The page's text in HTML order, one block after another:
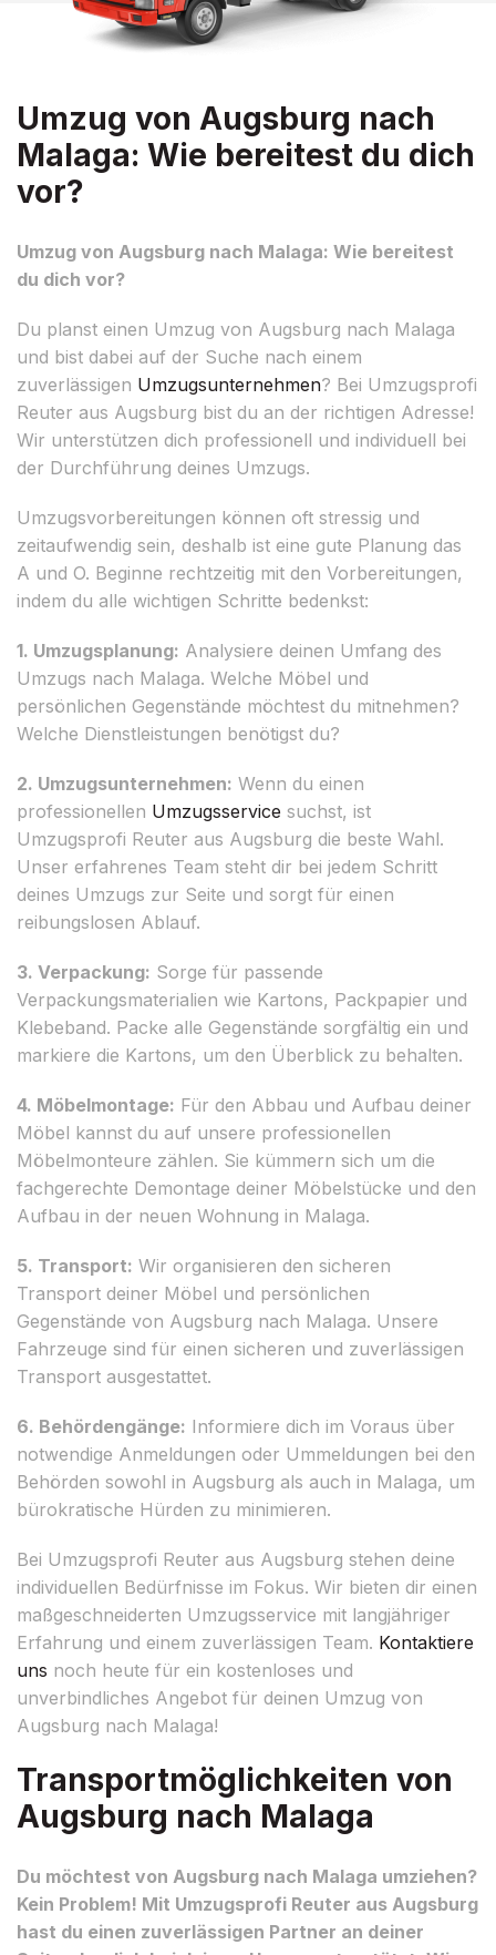
Umzug von Augsburg nach
Malaga: Wie bereitest du dich
vor?
Umzug von Augsburg nach Malaga: Wie bereitest
du dich vor?
Du planst einen Umzug von Augsburg nach Malaga
und bist dabei auf der Suche nach einem
zuverlässigen Umzugsunternehmen? Bei Umzugsprofi
Reuter aus Augsburg bist du an der richtigen Adresse!
Wir unterstützen dich professionell und individuell bei
der Durchführung deines Umzugs.
Umzugsvorbereitungen können oft stressig und
zeitaufwendig sein, deshalb ist eine gute Planung das
A und O. Beginne rechtzeitig mit den Vorbereitungen,
indem du alle wichtigen Schritte bedenkst:
1. Umzugsplanung: Analysiere deinen Umfang des
Umzugs nach Malaga. Welche Möbel und
persönlichen Gegenstände möchtest du mitnehmen?
Welche Dienstleistungen benötigst du?
2. Umzugsunternehmen: Wenn du einen
professionellen Umzugsservice suchst, ist
Umzugsprofi Reuter aus Augsburg die beste Wahl.
Unser erfahrenes Team steht dir bei jedem Schritt
deines Umzugs zur Seite und sorgt für einen
reibungslosen Ablauf.
3. Verpackung: Sorge für passende
Verpackungsmaterialien wie Kartons, Packpapier und
Klebeband. Packe alle Gegenstände sorgfältig ein und
markiere die Kartons, um den Überblick zu behalten.
4. Möbelmontage: Für den Abbau und Aufbau deiner
Möbel kannst du auf unsere professionellen
Möbelmonteure zählen. Sie kümmern sich um die
fachgerechte Demontage deiner Möbelstücke und den
Aufbau in der neuen Wohnung in Malaga.
5. Transport: Wir organisieren den sicheren
Transport deiner Möbel und persönlichen
Gegenstände von Augsburg nach Malaga. Unsere
Fahrzeuge sind für einen sicheren und zuverlässigen
Transport ausgestattet.
6. Behördengänge: Informiere dich im Voraus über
notwendige Anmeldungen oder Ummeldungen bei den
Behörden sowohl in Augsburg als auch in Malaga, um
bürokratische Hürden zu minimieren.
Bei Umzugsprofi Reuter aus Augsburg stehen deine
individuellen Bedürfnisse im Fokus. Wir bieten dir einen
maßgeschneiderten Umzugsservice mit langjähriger
Erfahrung und einem zuverlässigen Team. Kontaktiere
uns noch heute für ein kostenloses und
unverbindliches Angebot für deinen Umzug von
Augsburg nach Malaga!
Transportmöglichkeiten von
Augsburg nach Malaga
Du möchtest von Augsburg nach Malaga umziehen?
Kein Problem! Mit Umzugsprofi Reuter aus Augsburg
hast du einen zuverlässigen Partner an deiner